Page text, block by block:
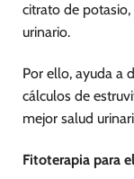
citrato de
urinario.
Por ello, ayuda a
cálculos de
mejor salud
Fitoterapia para